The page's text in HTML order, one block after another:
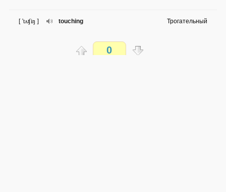
touching
[ 'tʌʧiŋ ] Трогательный
put up 0